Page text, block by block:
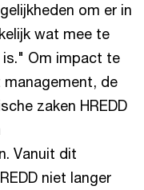
om er in
wat mee te
Om impact te
de
zaken HREDD
Vanuit dit
niet langer